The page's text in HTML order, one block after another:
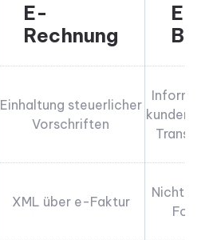
E-
Rechnung
E-
Einhaltung steuerlicher
Vorschriften
Informelle
XML über e-Faktur
Nicht